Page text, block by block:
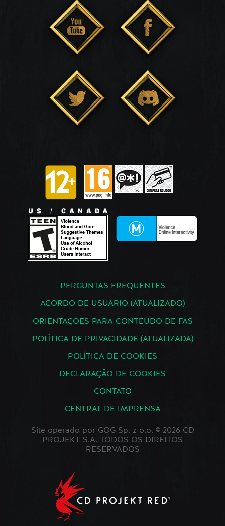
PERGUNTAS FREQUENTES
ACORDO DE USUÁRIO (ATUALIZADO)
ORIENTAÇÕES PARA CONTEÚDO DE FÃS
POLÍTICA DE PRIVACIDADE (ATUALIZADA)
POLÍTICA DE COOKIES
DECLARAÇÃO DE COOKIES
CONTATO
CENTRAL DE IMPRENSA
Site operado por GOG Sp. z o.o. © 2026 CD
PROJEKT S.A. TODOS OS DIREITOS
RESERVADOS